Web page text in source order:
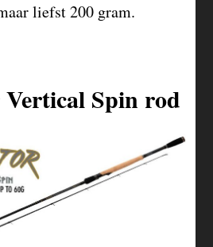
liefst 200 gram.
Spin rod